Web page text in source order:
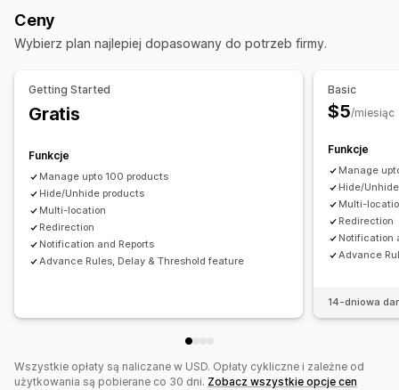
Ponowna dostępność produktu
Alerty niestandardowe
Ceny
Wybierz plan najlepiej dopasowany do potrzeb firmy.
Getting Started
Gratis
Funkcje
Manage upto 100 products
Hide/Unhide products
Multi-location
Redirection
Notification and Reports
Advance Rules, Delay & Threshold feature
Basic
$5/miesiąc
Funkcje
Manage
Hide/
Multi-
Redirection
Notification
Advance
14-dniowa
Wszystkie opłaty są naliczane w USD. Opłaty cykliczne i zależne od
użytkowania są pobierane co 30 dni. Zobacz wszystkie opcje cen